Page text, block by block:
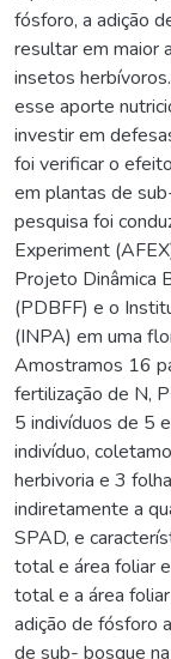
fósforo, a adição
resultar em maior
insetos
esse aporte
investir em
foi verificar o
em plantas de
pesquisa foi
Experiment
Projeto Dinâmica
(PDBFF) e o
(INPA) em uma
Amostramos 16
fertilização de N,
5 indivíduos de 5
indivíduo,
herbivoria e 3
indiretamente a
SPAD, e
total e área foliar
total e a área
adição de fósforo
de sub- bosque